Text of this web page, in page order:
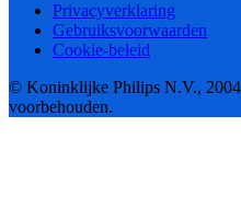
Privacyverklaring
Gebruiksvoorwaarden
Cookie-beleid
© Koninklijke Philips N.V.,
voorbehouden.